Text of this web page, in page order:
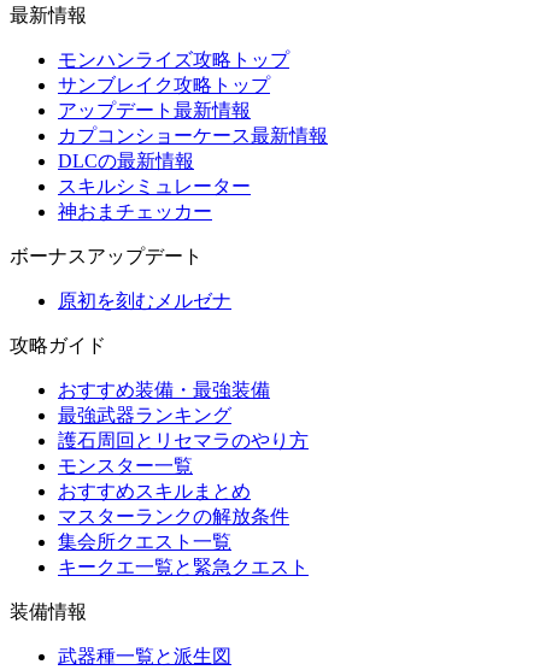
最新情報
モンハンライズ攻略トップ
サンブレイク攻略トップ
アップデート最新情報
カプコンショーケース最新情報
DLCの最新情報
スキルシミュレーター
神おまチェッカー
ボーナスアップデート
原初を刻むメルゼナ
攻略ガイド
おすすめ装備・最強装備
最強武器ランキング
護石周回とリセマラのやり方
モンスター一覧
おすすめスキルまとめ
マスターランクの解放条件
集会所クエスト一覧
キークエ一覧と緊急クエスト
装備情報
武器種一覧と派生図